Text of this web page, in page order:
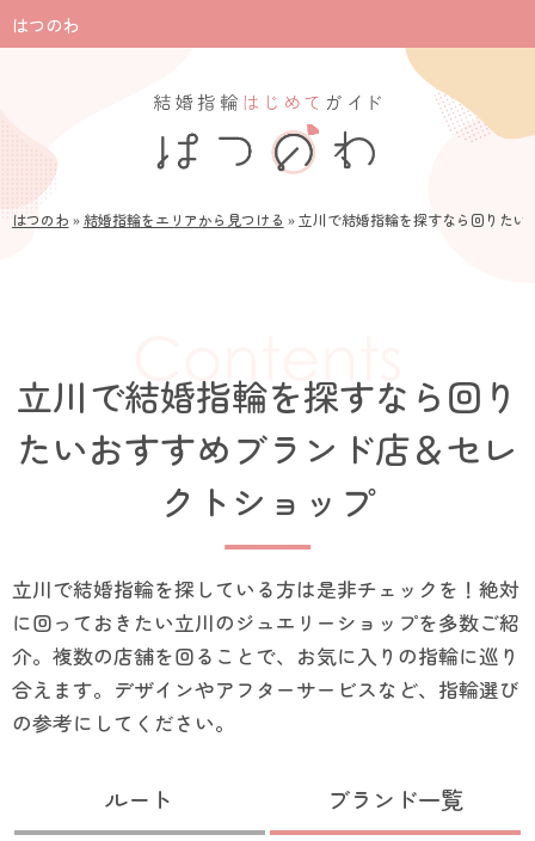
はつのわ
はつのわ »結婚指輪をエリアから見つける »立川で結婚指輪を探すなら回りた
立川で結婚指輪を探すなら回り
たいおすすめブランド店＆セレ
クトショップ
立川で結婚指輪を探している方は是非チェックを！絶対
に回っておきたい立川のジュエリーショップを多数ご紹
介。複数の店舗を回ることで、お気に入りの指輪に巡り
合えます。デザインやアフターサービスなど、指輪選び
の参考にしてください。
ルート ブランド一覧